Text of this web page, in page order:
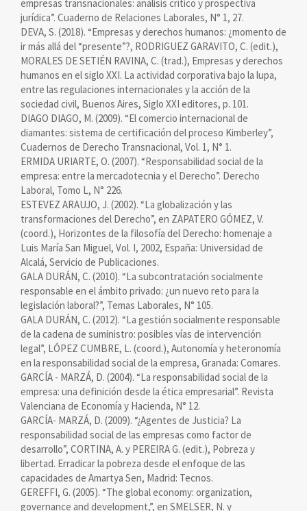
empresas transnacionales: análisis crítico y prospectiva
jurídica”. Cuaderno de Relaciones Laborales, N° 1, 27.
DEVA, S. (2018). “Empresas y derechos humanos: ¿momento de
ir más allá del “presente”?, RODRIGUEZ GARAVITO, C. (edit.),
MORALES DE SETIÉN RAVINA, C. (trad.), Empresas y derechos
humanos en el siglo XXI. La actividad corporativa bajo la lupa,
entre las regulaciones internacionales y la acción de la
sociedad civil, Buenos Aires, Siglo XXI editores, p. 101.
DIAGO DIAGO, M. (2009). “El comercio internacional de
diamantes: sistema de certificación del proceso Kimberley”,
Cuadernos de Derecho Transnacional, Vol. 1, N° 1.
ERMIDA URIARTE, O. (2007). “Responsabilidad social de la
empresa: entre la mercadotecnia y el Derecho”. Derecho
Laboral, Tomo L, N° 226.
ESTEVEZ ARAUJO, J. (2002). “La globalización y las
transformaciones del Derecho”, en ZAPATERO GÓMEZ, V.
(coord.), Horizontes de la filosofía del Derecho: homenaje a
Luis María San Miguel, Vol. I, 2002, España: Universidad de
Alcalá, Servicio de Publicaciones.
GALA DURÁN, C. (2010). “La subcontratación socialmente
responsable en el ámbito privado: ¿un nuevo reto para la
legislación laboral?”, Temas Laborales, N° 105.
GALA DURÁN, C. (2012). “La gestión socialmente responsable
de la cadena de suministro: posibles vías de intervención
legal”, LÓPEZ CUMBRE, L. (coord.), Autonomía y heteronomía
en la responsabilidad social de la empresa, Granada: Comares.
GARCÍA - MARZÁ, D. (2004). “La responsabilidad social de la
empresa: una definición desde la ética empresarial”. Revista
Valenciana de Economía y Hacienda, N° 12.
GARCÍA- MARZÁ, D. (2009). “¿Agentes de Justicia? La
responsabilidad social de las empresas como factor de
desarrollo”, CORTINA, A. y PEREIRA G. (edit.), Pobreza y
libertad. Erradicar la pobreza desde el enfoque de las
capacidades de Amartya Sen, Madrid: Tecnos.
GEREFFI, G. (2005). “The global economy: organization,
governance and development,”, en SMELSER, N. y